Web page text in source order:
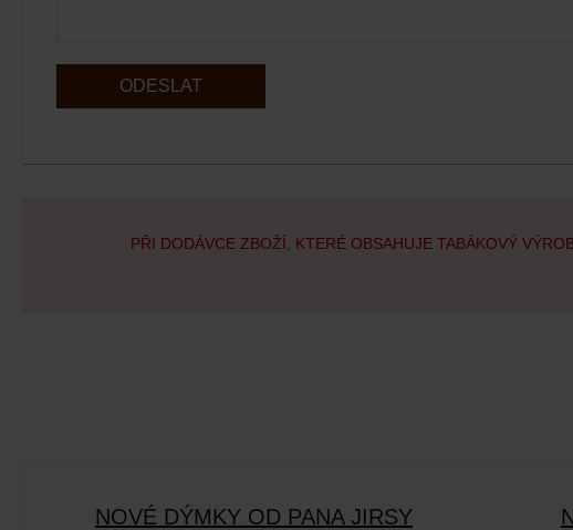
ODESLAT
PŘI DODÁVCE ZBOŽÍ, KTERÉ OBSAHUJE TABÁKOVÝ
NOVÉ DÝMKY OD PANA JIRSY